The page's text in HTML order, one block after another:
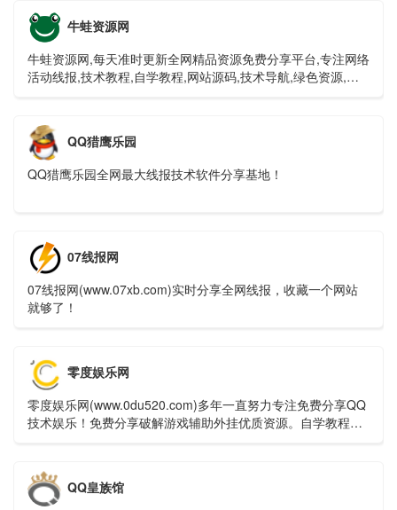
牛蛙资源网
牛蛙资源网,每天准时更新全网精品资源免费分享平台,专注网络
活动线报,技术教程,自学教程,网站源码,技术导航,绿色资源,包
QQ猎鹰乐园
QQ猎鹰乐园全网最大线报技术软件分享基地！
07线报网
07线报网(www.07xb.com)实时分享全网线报，收藏一个网站
就够了！
零度娱乐网
零度娱乐网(www.0du520.com)多年一直努力专注免费分享QQ
技术娱乐！免费分享破解游戏辅助外挂优质资源。自学教程网
竟在零度娱乐网。
QQ皇族馆